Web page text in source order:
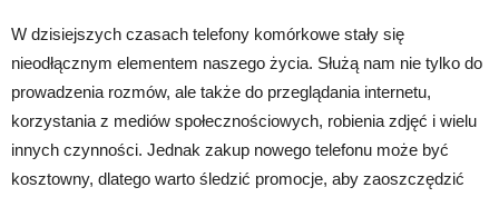
W dzisiejszych czasach telefony komórkowe stały się
nieodłącznym elementem naszego życia. Służą nam nie tylko do
prowadzenia rozmów, ale także do przeglądania internetu,
korzystania z mediów społecznościowych, robienia zdjęć i wielu
innych czynności. Jednak zakup nowego telefonu może być
kosztowny, dlatego warto śledzić promocje, aby zaoszczędzić